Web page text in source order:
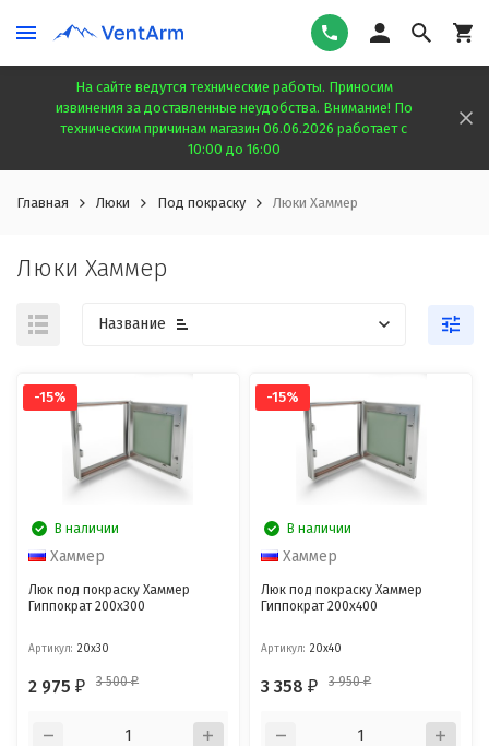
На сайте ведутся технические работы. Приносим
извинения за доставленные неудобства. Внимание! По
техническим причинам магазин 06.06.2026 работает с
10:00 до 16:00
Главная Люки Под покраску Люки Хаммер
Люки Хаммер
Название
-15%
В наличии
Хаммер
Люк под покраску Хаммер
Гиппократ 200x300
Артикул: 20x30
2 975₽ 3 500₽
-15%
В наличии
Хаммер
Люк под покраску Хаммер
Гиппократ 200x400
Артикул: 20x40
3 358₽ 3 950₽